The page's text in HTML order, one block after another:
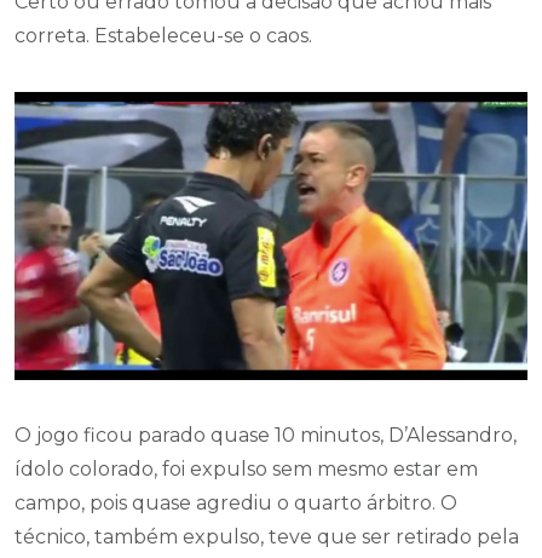
correta. Estabeleceu-se o caos.
O jogo ficou parado quase 10 minutos, D’Alessandro,
ídolo colorado, foi expulso sem mesmo estar em
campo, pois quase agrediu o quarto árbitro. O
técnico, também expulso, teve que ser retirado pela